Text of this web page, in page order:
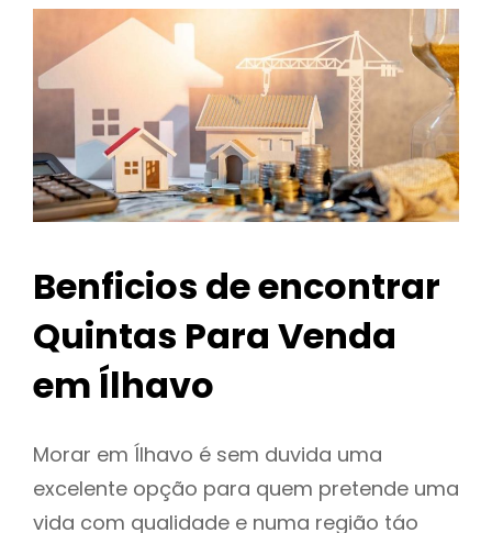
Benficios de encontrar
Quintas Para Venda
em Ílhavo
Morar em Ílhavo é sem duvida uma
excelente opção para quem pretende uma
vida com qualidade e numa região táo